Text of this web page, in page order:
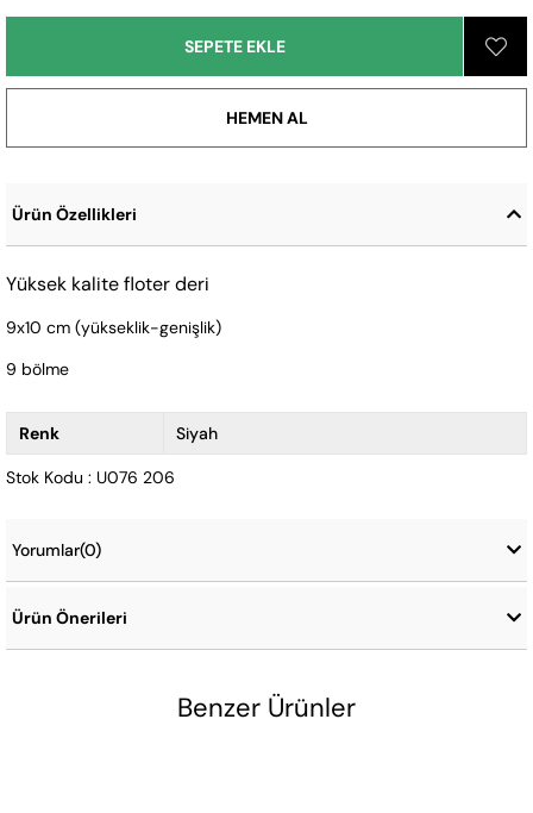
Ürün Özellikleri
Yüksek kalite floter deri
9x10 cm (yükseklik-genişlik)
9 bölme
Renk Siyah
Stok Kodu : U076 206
Yorumlar(0)
Ürün Önerileri
Benzer Ürünler